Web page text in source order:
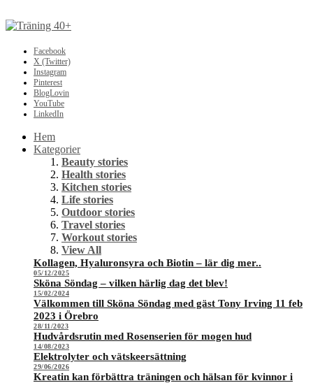
Facebook
X (Twitter)
Instagram
Pinterest
BlogLovin
YouTube
LinkedIn
Hem
Kategorier
Beauty stories
Health stories
Kitchen stories
Life stories
Outdoor stories
Travel stories
Workout stories
View All
Kollagen, Hyaluronsyra och Biotin – lär dig mer..
05/12/2025
Sköna Söndag – vilken härlig dag det blev!
15/02/2024
Välkommen till Sköna Söndag med gäst Tony Irving 11 feb
2023 i Örebro
28/11/2023
Hudvårdsrutin med Rosenserien för mogen hud
14/08/2023
Elektrolyter och vätskeersättning
29/06/2026
Kreatin kan förbättra träningen och hälsan för kvinnor i